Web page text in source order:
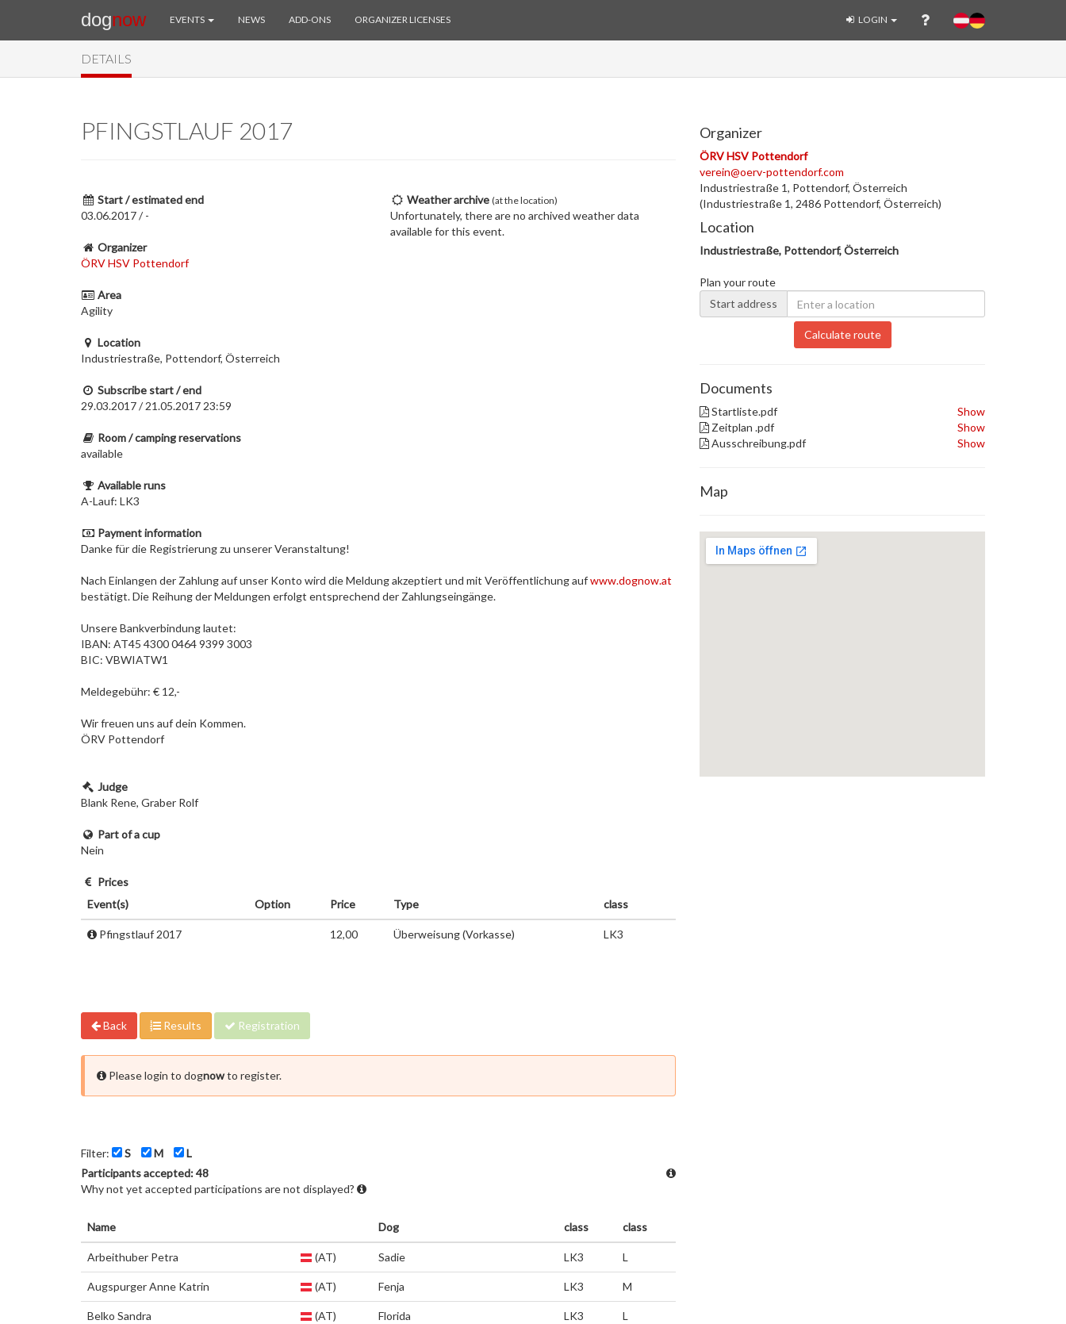
dognow EVENTS NEWS ADD-ONS ORGANIZER LICENSES LOGIN
DETAILS
PFINGSTLAUF 2017
Start / estimated end
03.06.2017 / -
Organizer
ÖRV HSV Pottendorf
Area
Agility
Location
Industriestraße, Pottendorf, Österreich
Subscribe start / end
29.03.2017 / 21.05.2017 23:59
Room / camping reservations
available
Available runs
A-Lauf: LK3
Weather archive (at the location)
Unfortunately, there are no archived weather data
available for this event.
Payment information
Danke für die Registrierung zu unserer Veranstaltung!
Nach Einlangen der Zahlung auf unser Konto wird die Meldung akzeptiert und mit Veröffentlichung aufwww.dognow.at
bestätigt. Die Reihung der Meldungen erfolgt entsprechend der Zahlungseingänge.
Unsere Bankverbindung lautet:
IBAN: AT45 4300 0464 9399 3003
BIC: VBWIATW1
Meldegebühr: € 12,-
Wir freuen uns auf dein Kommen.
ÖRV Pottendorf
Judge
Blank Rene, Graber Rolf
Part of a cup
Nein
Prices
Event(s)
Option Price Type class
Pfingstlauf 2017 12,00 Überweisung (Vorkasse) LK3
Back Results Registration
Please login to dognowto register.
Filter: S M
L
Participants accepted: 48
Why not yet accepted participations are not displayed?
Name Dog class class
Arbeithuber Petra (AT) Sadie LK3 L
Augspurger Anne Katrin (AT) Fenja LK3 M
Belko Sandra (AT) Florida LK3 L
Organizer
ÖRV HSV Pottendorf
verein@oerv-pottendorf.com
Industriestraße 1, Pottendorf, Österreich
(Industriestraße 1, 2486 Pottendorf, Österreich)
Location
Industriestraße, Pottendorf, Österreich
Plan your route
Start address
Calculate route
Documents
Startliste.pdf
Show
Zeitplan .pdf
Show
Ausschreibung.pdf
Show
Map